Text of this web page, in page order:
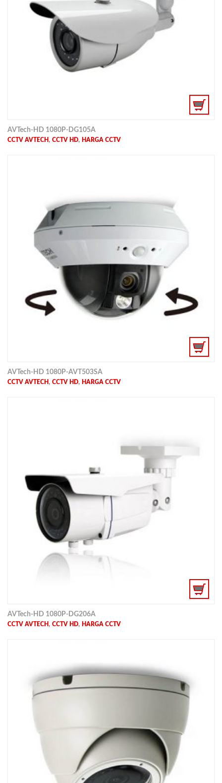
AVTech-HD 1080P-DG105A
CCTV AVTECH , CCTV HD, HARGA CCTV
AVTech-HD 1080P-AVT503SA
CCTV AVTECH , CCTV HD, HARGA CCTV
AVTech-HD 1080P-DG206A
CCTV AVTECH , CCTV HD, HARGA CCTV